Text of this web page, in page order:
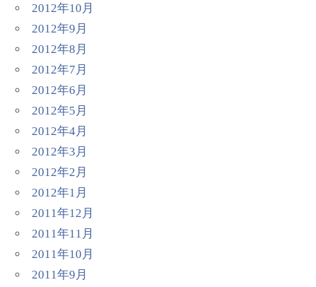
2012年10月
2012年9月
2012年8月
2012年7月
2012年6月
2012年5月
2012年4月
2012年3月
2012年2月
2012年1月
2011年12月
2011年11月
2011年10月
2011年9月